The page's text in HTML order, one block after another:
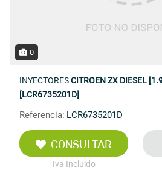
0
INYECTORESCITROEN ZX DIESEL
[LCR6735201D]
Referencia: LCR6735201D
CONSULTAR
Iva Incluido